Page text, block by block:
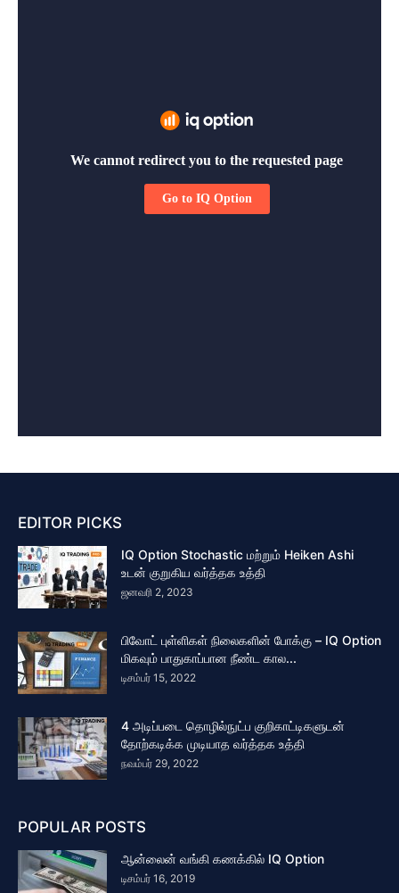
EDITOR PICKS
IQ Option Stochastic மற்றும் Heiken Ashi
உடன் குறுகிய வர்த்தக உத்தி
ஜனவரி 2, 2023
பிவோட் புள்ளிகள் நிலைகளின் போக்கு – IQ Option
மிகவும் பாதுகாப்பான நீண்ட கால...
டிசம்பர் 15, 2022
4 அடிப்படை தொழில்நுட்ப குறிகாட்டிகளுடன்
தோற்கடிக்க முடியாத வர்த்தக உத்தி
நவம்பர் 29, 2022
POPULAR POSTS
ஆன்லைன் வங்கி கணக்கில் IQ Option
டிசம்பர் 16, 2019